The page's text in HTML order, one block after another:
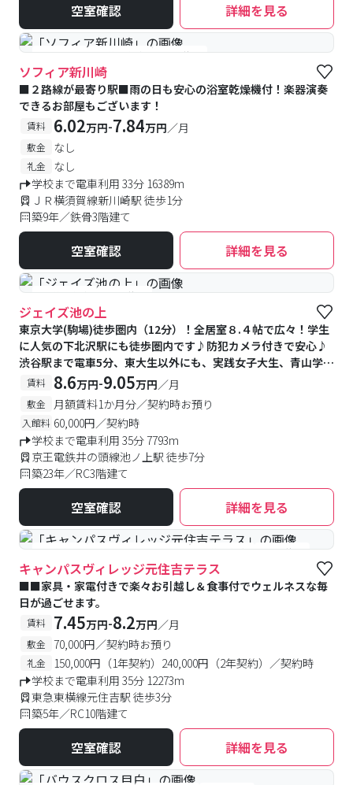
空室確認 詳細を見る
#女性専用 #予約受付中 #空室待ち
ソフィア新川崎
■２路線が最寄り駅■雨の日も安心の浴室乾燥機付！楽器演奏
できるお部屋もございます！
賃料 6.02万円-7.84万円／月
敷金 なし
礼金
なし
学校まで電車利用 33分 16389m
ＪＲ横須賀線新川崎駅 徒歩1分
築9年／鉄骨3階建て
空室確認 詳細を見る
#予約受付中 #空室待ち
ジェイズ池の上
東京大学(駒場)徒歩圏内（12分）！全居室８.４帖で広々！学生
に人気の下北沢駅にも徒歩圏内です♪防犯カメラ付きで安心♪
渋谷駅まで電車5分、東大生以外にも、実践女子大生、青山学院
大生など渋谷周辺の学生にもオススメ♪
賃料 8.6万円-9.05万円／月
敷金 月額賃料1か月分／契約時お預り
入館料 60,000円／契約時
学校まで電車利用 35分 7793m
京王電鉄井の頭線池ノ上駅 徒歩7分
築23年／RC3階建て
空室確認 詳細を見る
#食事付き #女性専用フロアあり #予約受付中 #空室待ち
キャンパスヴィレッジ元住吉テラス
■■家具・家電付きで楽々お引越し＆食事付でウェルネスな毎
日が過ごせます。
賃料 7.45万円-8.2万円／月
敷金 70,000円／契約時お預り
礼金
150,000円（1年契約）240,000円（2年契約）／契約時
学校まで電車利用 35分 12273m
東急東横線元住吉駅 徒歩3分
築5年／RC10階建て
空室確認 詳細を見る